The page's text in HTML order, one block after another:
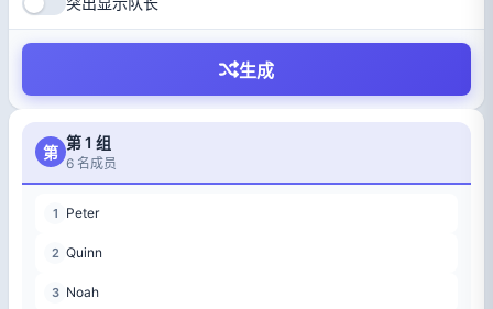
生成
第
第 1 组
6 名成员
1 Peter
2 Quinn
3 Noah